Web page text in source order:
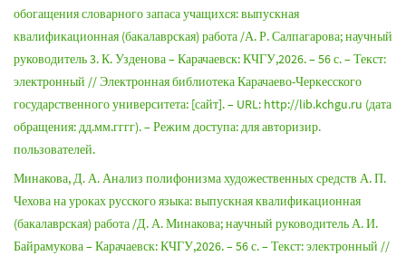
обогащения словарного запаса учащихся: выпускная
квалификационная (бакалаврская) работа /А. Р. Салпагарова; научный
руководитель 3. К. Узденова – Карачаевск: КЧГУ,2026. – 56 с. – Текст:
электронный // Электронная библиотека Карачаево-Черкесского
государственного университета: [сайт]. – URL: http://lib.kchgu.ru (дата
обращения: дд.мм.гггг). – Режим доступа: для авторизир.
пользователей.
Минакова, Д. А. Анализ полифонизма художественных средств А. П.
Чехова на уроках русского языка: выпускная квалификационная
(бакалаврская) работа /Д. А. Минакова; научный руководитель А. И.
Байрамукова – Карачаевск: КЧГУ,2026. – 56 с. – Текст: электронный //